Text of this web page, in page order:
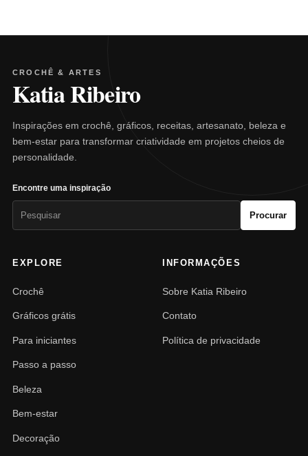
CROCHÊ & ARTES
Katia Ribeiro
Inspirações em crochê, gráficos, receitas, artesanato, beleza e
bem-estar para transformar criatividade em projetos cheios de
personalidade.
Encontre uma inspiração
Procurar
EXPLORE
Crochê
Gráficos grátis
Para iniciantes
Passo a passo
Beleza
Bem-estar
Decoração
INFORMAÇÕES
Sobre Katia Ribeiro
Contato
Política de privacidade